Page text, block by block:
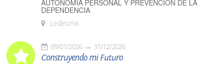
AUTONOMÍA PERSONAL Y PREVENCIÓN DE LA
DEPENDENCIA
Ledesma
09/01/2026 31/12/2026
Construyendo mi Futuro